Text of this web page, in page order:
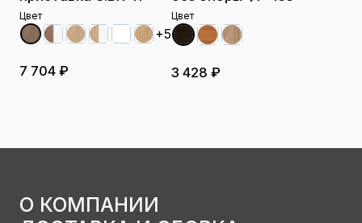
Цвет
+5
7 704 ₽
Цвет
3 428 ₽
О КОМПАНИИ